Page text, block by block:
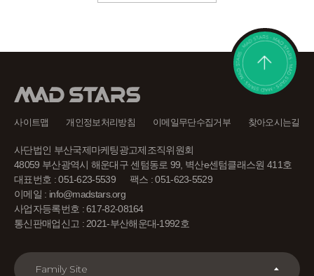
사이트맵 개인정보처리방침 이메일무단수집거부 찾아오시는길
사단법인 부산국제마케팅광고제조직위원회
48059 부산광역시 해운대구 센텀동로 99, 벽산e센텀클래스원 411호
대표번호 : 051-623-5539
팩스 : 051-623-5529
이메일 : info@madstars.org
사업자등록번호 : 617-82-08164
통신판매업신고 : 2021-부산해운대-1992호
Family Site